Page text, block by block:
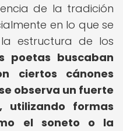
de la tradición
en lo que se
estructura de los
poetas buscaban
ciertos cánones
observa un fuerte
formas
el soneto o la